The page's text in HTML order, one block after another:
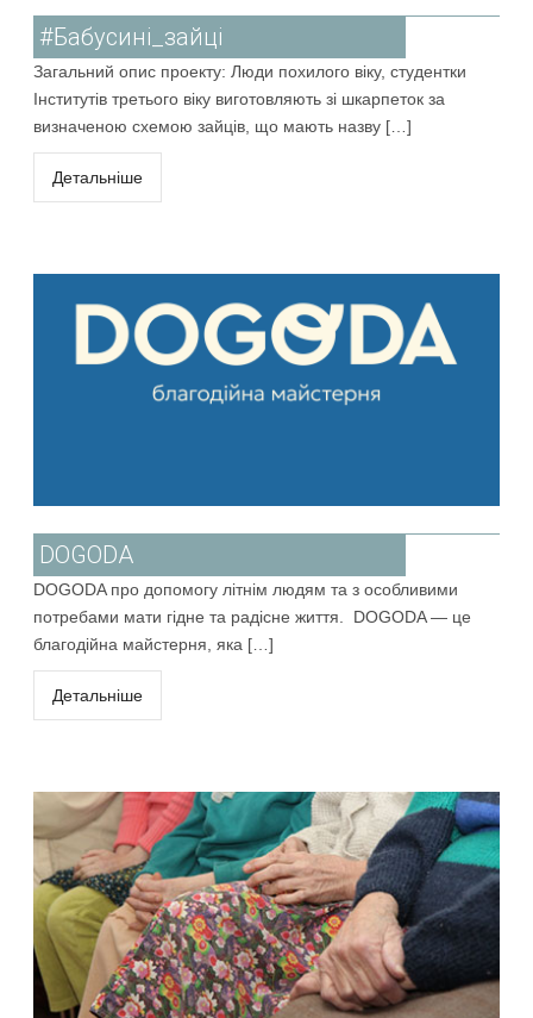
#Бабусині_зайці
Загальний опис проекту: Люди похилого віку, студентки
Інститутів третього віку виготовляють зі шкарпеток за
визначеною схемою зайців, що мають назву […]
Детальніше
DOGODA
DOGODA про допомогу літнім людям та з особливими
потребами мати гідне та радісне життя. DOGODA — це
благодійна майстерня, яка […]
Детальніше